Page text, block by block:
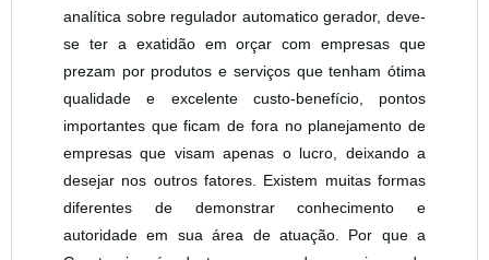
analítica sobre regulador automatico gerador, deve-
se ter a exatidão em orçar com empresas que
prezam por produtos e serviços que tenham ótima
qualidade e excelente custo-benefício, pontos
importantes que ficam de fora no planejamento de
empresas que visam apenas o lucro, deixando a
desejar nos outros fatores. Existem muitas formas
diferentes de demonstrar conhecimento e
autoridade em sua área de atuação. Por que a